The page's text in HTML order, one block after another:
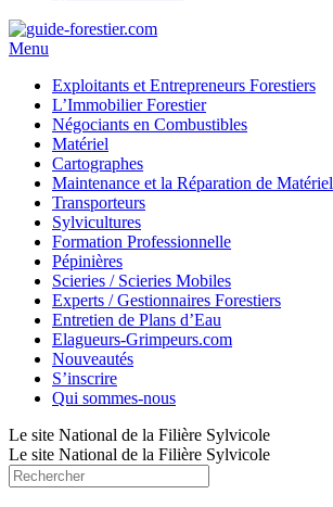
Menu
Exploitants et Entrepreneurs Forestiers
L’Immobilier Forestier
Négociants en Combustibles
Matériel
Cartographes
Maintenance et la Réparation de Matériel
Transporteurs
Sylvicultures
Formation Professionnelle
Pépinières
Scieries / Scieries Mobiles
Experts / Gestionnaires Forestiers
Entretien de Plans d’Eau
Elagueurs-Grimpeurs.com
Nouveautés
S’inscrire
Qui sommes-nous
Le site National de la Filière Sylvicole
Le site National de la Filière Sylvicole